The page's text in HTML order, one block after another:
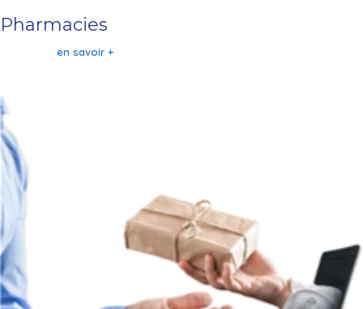
Pharmacies
en savoir +